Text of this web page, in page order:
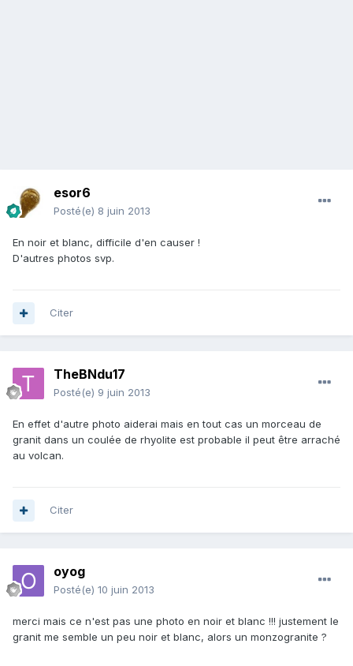
esor6
Posté(e) 8 juin 2013
En noir et blanc, difficile d'en causer !
D'autres photos svp.
Citer
TheBNdu17
Posté(e) 9 juin 2013
En effet d'autre photo aiderai mais en tout cas un morceau de
granit dans un coulée de rhyolite est probable il peut être arraché
au volcan.
Citer
oyog
Posté(e) 10 juin 2013
merci mais ce n'est pas une photo en noir et blanc !!! justement le
granit me semble un peu noir et blanc, alors un monzogranite ?